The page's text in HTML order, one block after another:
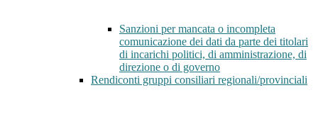
Sanzioni per mancata o incompleta
comunicazione dei dati da parte dei titolari
di incarichi politici, di amministrazione, di
direzione o di governo
Rendiconti gruppi consiliari regionali/provinciali